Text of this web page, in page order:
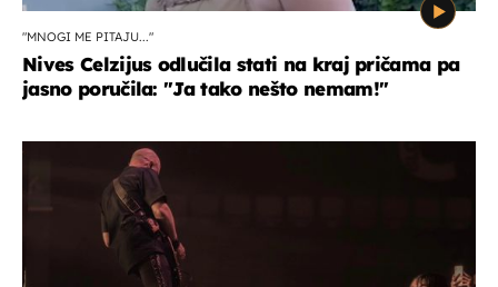
"MNOGI ME PITAJU..."
Nives Celzijus odlučila stati na kraj pričama pa
jasno poručila: "Ja tako nešto nemam!"